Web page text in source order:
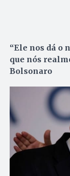
“Ele nos dá o
que nós
Bolsonaro